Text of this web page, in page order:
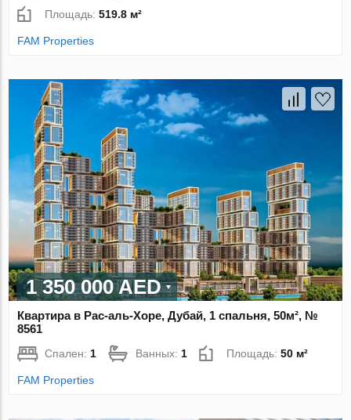
Площадь:519.8 м²
FAM Properties
1 350 000 AED
Квартира в Рас-аль-Хоре, Дубай, 1 спальня, 50м², №
8561
Спален:1 Ванных:1 Площадь:50 м²
FAM Properties